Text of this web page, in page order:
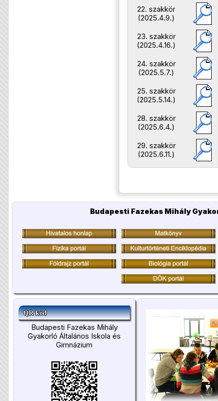
22. szakkör
(2025.4.9.)
23. szakkör
(2025.4.16.)
24. szakkör
(2025.5.7.)
25. szakkör
(2025.5.14.)
28. szakkör
(2025.6.4.)
29. szakkör
(2025.6.11.)
Budapesti Fazekas Mihály
QR kód
Budapesti Fazekas Mihály
Gyakorló Általános Iskola és
Gimnázium